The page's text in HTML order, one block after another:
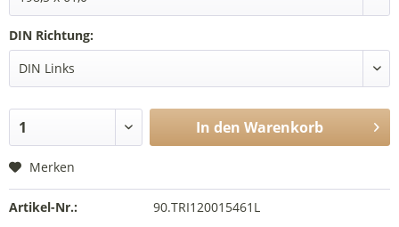
DIN Richtung:
In den Warenkorb
Merken
Artikel-Nr.: 90.TRI120015461L